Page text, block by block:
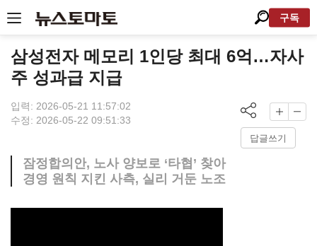
구독
삼성전자 메모리 1인당 최대 6억…자사
주 성과급 지급
입력: 2026-05-21 11:57:02
수정: 2026-05-22 09:51:33
답글쓰기
잠정합의안, 노사 양보로 ‘타협’ 찾아
경영 원칙 지킨 사측, 실리 거둔 노조